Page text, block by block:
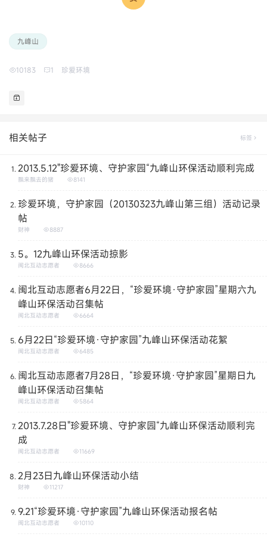
九峰山
10183 1 珍爱环境
相关帖子 标签
2013.5.12"珍爱环境、守护家园“九峰山环保活动顺利完成
飘来飘去的猪 8141
珍爱环境，守护家园（20130323九峰山第三组）活动记录
帖
财神 8887
5。12九峰山环保活动掠影
闽北互动志愿者 8666
闽北互动志愿者6月22日，“珍爱环境·守护家园”星期六九
峰山环保活动召集帖
闽北互动志愿者 6664
6月22日“珍爱环境·守护家园”九峰山环保活动花絮
闽北互动志愿者 6485
闽北互动志愿者7月28日，“珍爱环境·守护家园”星期日九
峰山环保活动召集帖
闽北互动志愿者 5864
2013.7.28日"珍爱环境、守护家园“九峰山环保活动顺利完
成
闽北互动志愿者 11669
2月23日九峰山环保活动小结
财神 11217
9.21“珍爱环境·守护家园”九峰山环保活动报名帖
闽北互动志愿者 10110